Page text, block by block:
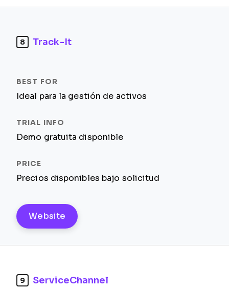
8 Track-It
Ideal para la gestión de activos
Demo gratuita disponible
Precios disponibles bajo solicitud
Website
9 ServiceChannel